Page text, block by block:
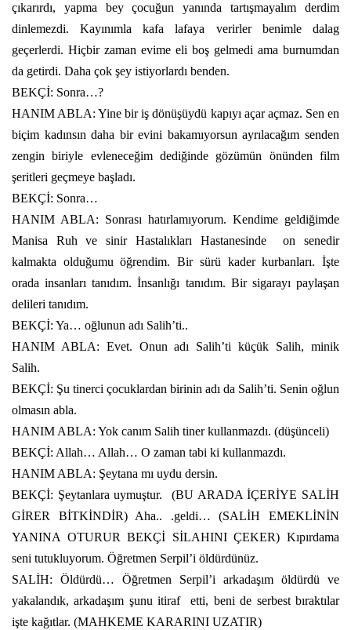
çıkarırdı, yapma bey çocuğun yanında tartışmayalım derdim
dinlemezdi. Kayınımla kafa lafaya verirler benimle dalag
geçerlerdi. Hiçbir zaman evime eli boş gelmedi ama burnumdan
da getirdi. Daha çok şey istiyorlardı benden.
BEKÇİ: Sonra…?
HANIM ABLA: Yine bir iş dönüşüydü kapıyı açar açmaz. Sen en
biçim kadınsın daha bir evini bakamıyorsun ayrılacağım senden
zengin biriyle evleneceğim dediğinde gözümün önünden film
şeritleri geçmeye başladı.
BEKÇİ: Sonra…
HANIM ABLA: Sonrası hatırlamıyorum. Kendime geldiğimde
Manisa Ruh ve sinir Hastalıkları Hastanesinde
on senedir
kalmakta olduğumu öğrendim. Bir sürü kader kurbanları. İşte
orada insanları tanıdım. İnsanlığı tanıdım. Bir sigarayı paylaşan
delileri tanıdım.
BEKÇİ: Ya… oğlunun adı Salih’ti..
HANIM ABLA: Evet. Onun adı Salih’ti küçük Salih, minik
Salih.
BEKÇİ: Şu tinerci çocuklardan birinin adı da Salih’ti. Senin oğlun
olmasın abla.
HANIM ABLA: Yok canım Salih tiner kullanmazdı. (düşünceli)
BEKÇİ: Allah… Allah… O zaman tabi ki kullanmazdı.
HANIM ABLA: Şeytana mı uydu dersin.
BEKÇİ: Şeytanlara uymuştur.
(BU ARADA İÇERİYE SALİH
GİRER BİTKİNDİR) Aha.. .geldi… (SALİH EMEKLİNİN
YANINA OTURUR BEKÇİ SİLAHINI ÇEKER) Kıpırdama
seni tutukluyorum. Öğretmen Serpil’i öldürdünüz.
SALİH: Öldürdü… Öğretmen Serpil’i arkadaşım öldürdü ve
yakalandık, arkadaşım şunu itiraf
etti, beni de serbest bıraktılar
işte kağıtlar. (MAHKEME KARARINI UZATIR)